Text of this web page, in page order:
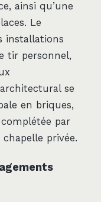
ainsi qu’une
Le
installations
tir personnel,
se
en briques,
par
privée.